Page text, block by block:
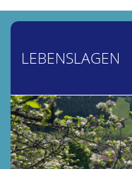
LEBENSLAGEN